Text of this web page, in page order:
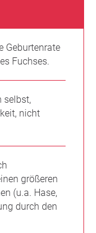
Geburtenrate
Fuchses.
selbst,
nicht
größeren
(u.a. Hase,
durch den